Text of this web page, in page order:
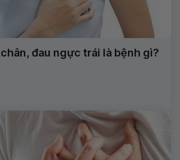
đau ngực trái là bệnh gì?